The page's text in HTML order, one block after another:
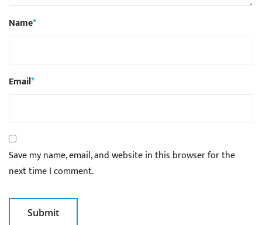
Name*
Email*
Save my name, email, and website in this browser for the
next time I comment.